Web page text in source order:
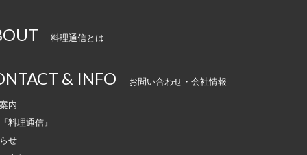
料理通信とは
& INFO お問い合わせ・会社情報
内
料理通信』
せ